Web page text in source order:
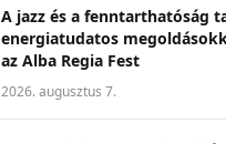
A jazz és a fenntarthatóság
energiatudatos
az Alba Regia Fest
2026. augusztus 7.